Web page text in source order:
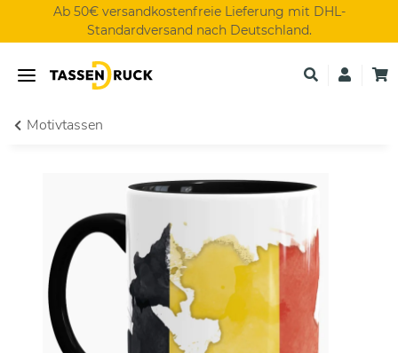
Ab 50€ versandkostenfreie Lieferung mit DHL-
Standardversand nach Deutschland.
Motivtassen